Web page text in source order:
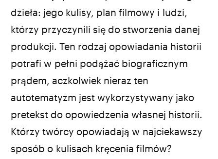
dzieła: jego kulisy, plan filmowy i ludzi,
którzy przyczynili się do stworzenia danej
produkcji. Ten rodzaj opowiadania historii
potrafi w pełni podążać biograficznym
prądem, aczkolwiek nieraz ten
autotematyzm jest wykorzystywany jako
pretekst do opowiedzenia własnej historii.
Którzy twórcy opowiadają w najciekawszy
sposób o kulisach kręcenia filmów?